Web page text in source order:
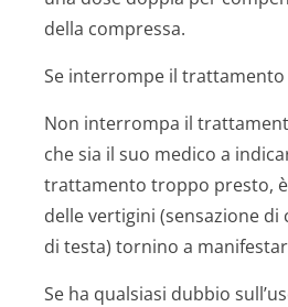
della compressa.
Se interrompe il
Non interrompa il
che sia il suo medico a
trattamento troppo presto,
delle vertigini (sensazione
di testa) tornino a
Se ha qualsiasi dubbio